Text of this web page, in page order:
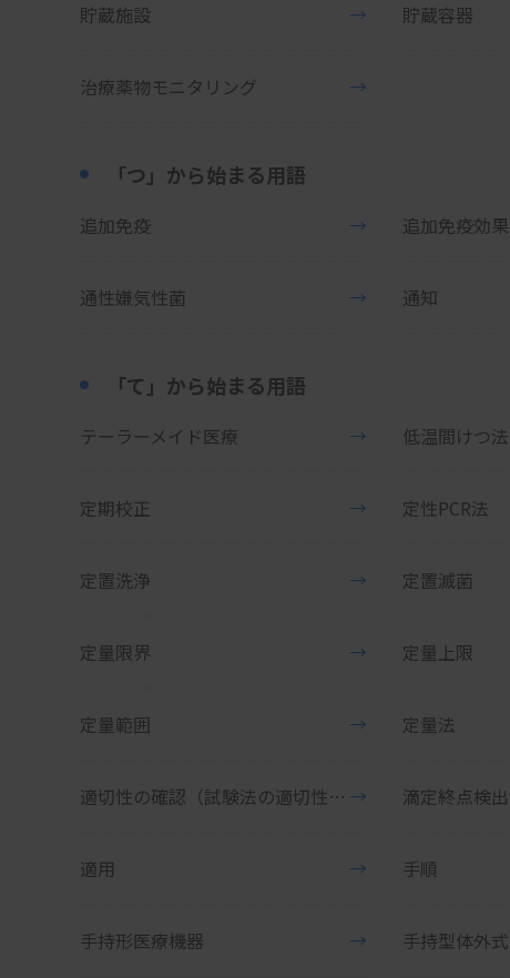
貯蔵施設 → 貯蔵容器
治療薬物モニタリング →
「つ」から始まる用語
追加免疫 → 追加免疫効果
通性嫌気性菌 → 通知
「て」から始まる用語
テーラーメイド医療 → 低温間けつ法
定期校正 → 定性PCR法
定置洗浄 → 定置滅菌
定量限界 → 定量上限
定量範囲 → 定量法
適切性の確認（試験法の適切性の確認） → 滴定終点検
適用 → 手順
手持形医療機器 →